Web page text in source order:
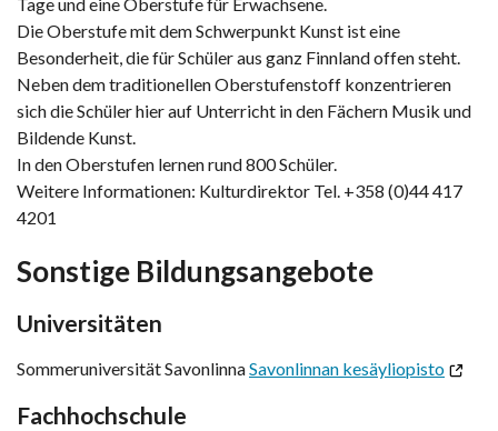
Die Oberstufe mit dem Schwerpunkt Kunst ist eine
Besonderheit, die für Schüler aus ganz Finnland offen steht.
Neben dem traditionellen Oberstufenstoff konzentrieren
sich die Schüler hier auf Unterricht in den Fächern Musik und
Bildende Kunst.
In den Oberstufen lernen rund 800 Schüler.
Weitere Informationen: Kulturdirektor Tel. +358 (0)44 417
4201
Sonstige Bildungsangebote
Universitäten
Sommeruniversität SavonlinnaSavonlinnan kesäyliopisto
Fachhochschule